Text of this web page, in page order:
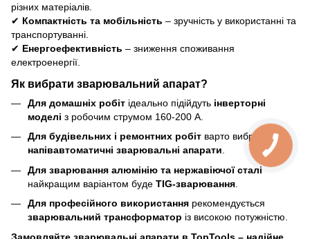
різних матеріалів.
✔ Компактність та мобільність – зручність у використанні та
транспортуванні.
✔ Енергоефективність – зниження споживання
електроенергії.
Як вибрати зварювальний апарат?
Для домашніх робіт ідеально підійдуть інверторні
моделі з робочим струмом 160-200 А.
Для будівельних і ремонтних робіт варто вибрати
напівавтоматичні зварювальні апарати.
Для зварювання алюмінію та нержавіючої сталі
найкращим варіантом буде TIG-зварювання
Для професійного використання рекомендується
зварювальний трансформатор із високою потужністю.
Замовляйте зварювальні апарати в TopTools – надійне